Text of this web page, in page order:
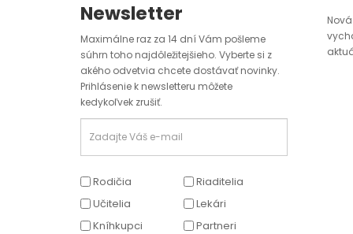
Newsletter
Maximálne raz za 14 dní Vám pošleme
súhrn toho najdôležitejšieho. Vyberte si z
akého odvetvia chcete dostávať novinky.
Prihlásenie k newsletteru môžete
kedykoľvek zrušiť.
Rodičia
Riaditelia
Učitelia
Lekári
Kníhkupci
Partneri